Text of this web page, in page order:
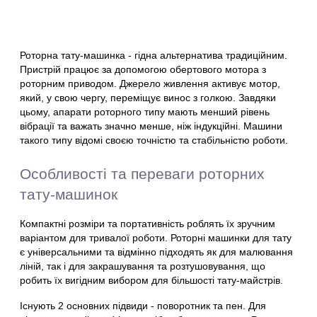
Роторна тату-машинка - гідна альтернатива традиційним.
Пристрій працює за допомогою обертового мотора з
роторним приводом. Джерело живлення активує мотор,
який, у свою чергу, переміщує винос з голкою. Завдяки
цьому, апарати роторного типу мають менший рівень
вібрації та важать значно менше, ніж індукційні. Машини
такого типу відомі своєю точністю та стабільністю роботи.
Особливості та переваги роторних
тату-машинок
Компактні розміри та портативність роблять їх зручним
варіантом для тривалої роботи. Роторні машинки для тату
є універсальними та відмінно підходять як для малювання
ліній, так і для закрашування та розтушовування, що
робить їх вигідним вибором для більшості тату-майстрів.
Існують 2 основних підвиди - поворотник та пен. Для